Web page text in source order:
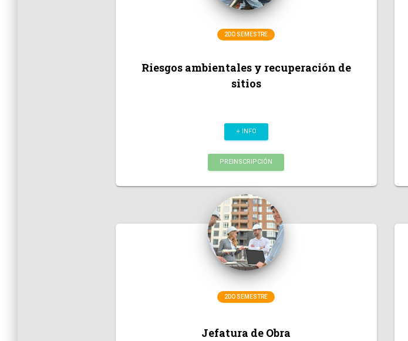
2DO SEMESTRE
Riesgos ambientales y recuperación de
sitios
+ INFO
PREINSCRIPCIÓN
2DO SEMESTRE
Jefatura de Obra